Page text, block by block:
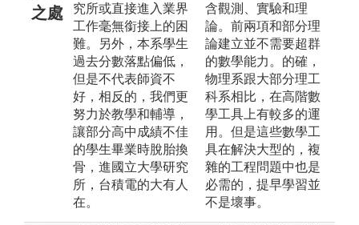
之處
究所或直接進入業界
工作毫無銜接上的困
難。另外，本系學生
過去分數落點偏低，
但是不代表師資不
好，相反的，我們更
努力於教學和輔導，
讓部分高中成績不佳
的學生畢業時脫胎換
骨，進國立大學研究
所，台積電的大有人
在。
含觀測、實驗和理
論。前兩項和部分理
論建立並不需要超群
的數學能力。的確，
物理系跟大部分理工
科系相比，在高階數
學工具上有較多的運
用。但是這些數學工
具在解決大型的，複
雜的工程問題中也是
必需的，提早學習並
不是壞事。